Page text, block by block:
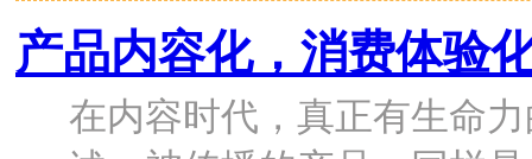
产品内容化，消费体验
在内容时代，真正有生命